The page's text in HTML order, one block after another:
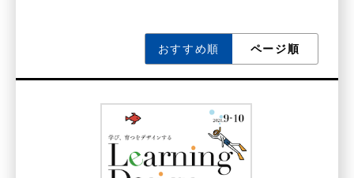
おすすめ順 ページ順